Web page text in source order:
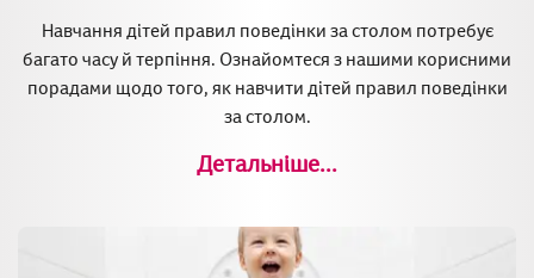
Навчання дітей правил поведінки за столом потребує
багато часу й терпіння. Ознайомтеся з нашими корисними
порадами щодо того, як навчити дітей правил поведінки
за столом.
Детальніше...